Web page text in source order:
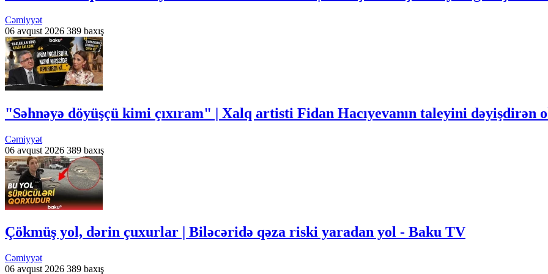
Cəmiyyət
06 avqust 2026 389 baxış
"Səhnəyə döyüşçü kimi çıxıram" | Xalq artisti Fidan Hacıyevanın taleyini dəyişdirən
Cəmiyyət
06 avqust 2026 389 baxış
Çökmüş yol, dərin çuxurlar | Biləcəridə qəza riski yaradan yol - Baku TV
Cəmiyyət
06 avqust 2026 389 baxış